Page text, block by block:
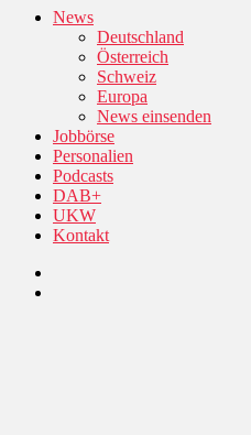
News
Deutschland
Österreich
Schweiz
Europa
News einsenden
Jobbörse
Personalien
Podcasts
DAB+
UKW
Kontakt